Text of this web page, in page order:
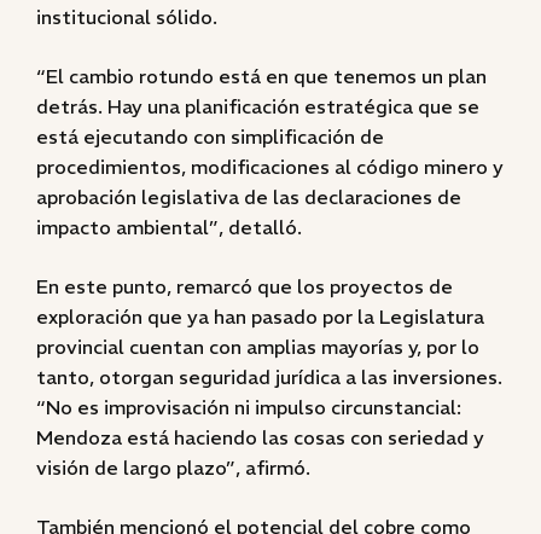
institucional sólido.
“El cambio rotundo está en que tenemos un plan
detrás. Hay una planificación estratégica que se
está ejecutando con simplificación de
procedimientos, modificaciones al código minero y
aprobación legislativa de las declaraciones de
impacto ambiental”, detalló.
En este punto, remarcó que los proyectos de
exploración que ya han pasado por la Legislatura
provincial cuentan con amplias mayorías y, por lo
tanto, otorgan seguridad jurídica a las inversiones.
“No es improvisación ni impulso circunstancial:
Mendoza está haciendo las cosas con seriedad y
visión de largo plazo”, afirmó.
También mencionó el potencial del cobre como